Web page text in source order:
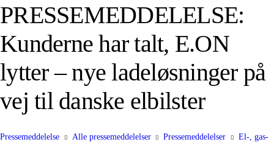
PRESSEMEDDELELSE:
Kunderne har talt, E.ON
lytter – nye ladeløsninger på
vej til danske elbilster
Pressemeddelelse Alle pressemeddelelser Pressemeddelelser
El-, gas-